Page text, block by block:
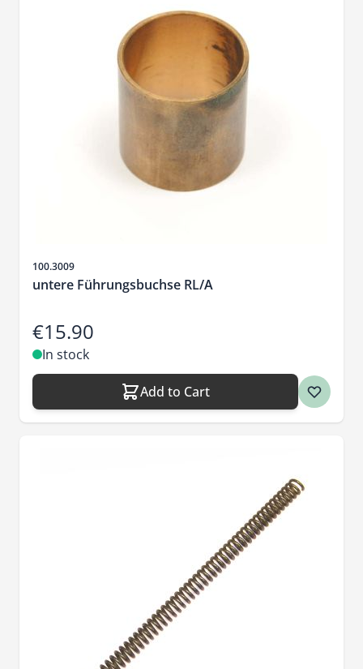
Sku
100.3009
untere Führungsbuchse RL/A
€15.90
In stock
Add to Cart